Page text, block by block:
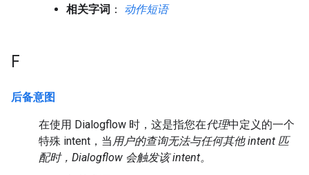
相关字词 ： 动作短语
F
后备意图
在使用 Dialogflow 时，这是指您在代理中定义的一个
特殊 intent，当用户的查询无法与任何其他 intent 匹
配时，Dialogflow 会触发该 intent。